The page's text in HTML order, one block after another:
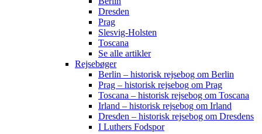
Dresden
Prag
Slesvig-Holsten
Toscana
Se alle artikler
Rejsebøger
Berlin – historisk rejsebog om Berlin
Prag – historisk rejsebog om Prag
Toscana – historisk rejsebog om Toscana
Irland – historisk rejsebog om Irland
Dresden – historisk rejsebog om Dresdens
I Luthers Fodspor